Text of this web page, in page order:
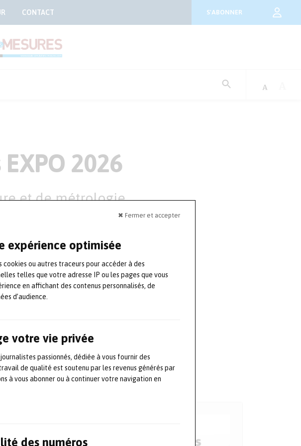
✖ Fermer et accepter
expérience optimisée
ou autres traceurs pour accéder à des
telles que votre adresse IP ou les pages que vous
en affichant des contenus personnalisés, de
d’audience.
votre vie privée
passionnés, dédiée à vous fournir des
de qualité est soutenu par les revenus générés par
à vous abonner ou à continuer votre navigation en
des numéros
CONTACT S'ABONNER
2026
et de métrologie